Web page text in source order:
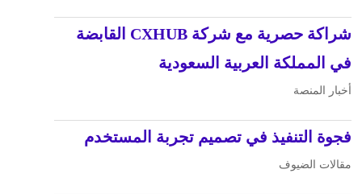
شراكة حصرية مع شركة CXHUB القابضة
في المملكة العربية السعودية
أخبار المنصة
فجوة التنفيذ في تصميم تجربة المستخدم
مقالات الضيوف